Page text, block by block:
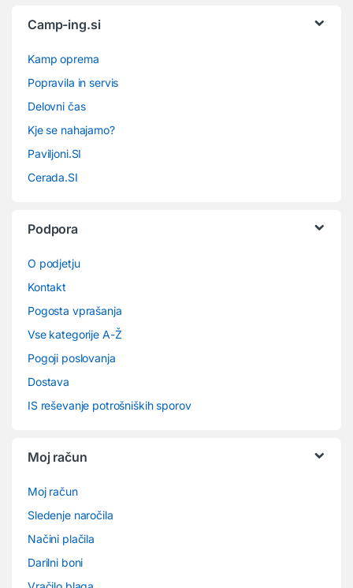
Camp-ing.si
Kamp oprema
Popravila in servis
Delovni čas
Kje se nahajamo?
Paviljoni.SI
Cerada.SI
Podpora
O podjetju
Kontakt
Pogosta vprašanja
Vse kategorije A-Ž
Pogoji poslovanja
Dostava
IS reševanje potrošniških sporov
Moj račun
Moj račun
Sledenje naročila
Načini plačila
Darilni boni